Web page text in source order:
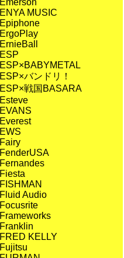
Emerson
ENYA MUSIC
Epiphone
ErgoPlay
ErnieBall
ESP
ESP×BABYMETAL
ESP×バンドリ！
ESP×戦国BASARA
Esteve
EVANS
Everest
EWS
Fairy
FenderUSA
Fernandes
Fiesta
FISHMAN
Fluid Audio
Focusrite
Frameworks
Franklin
FRED KELLY
Fujitsu